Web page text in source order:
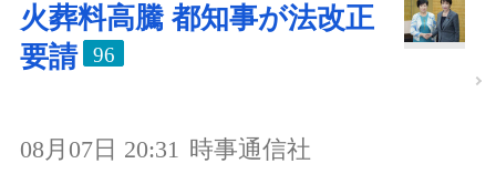
火葬料高騰 都知事が法改正
要請
96
08月07日 20:31 時事通信社